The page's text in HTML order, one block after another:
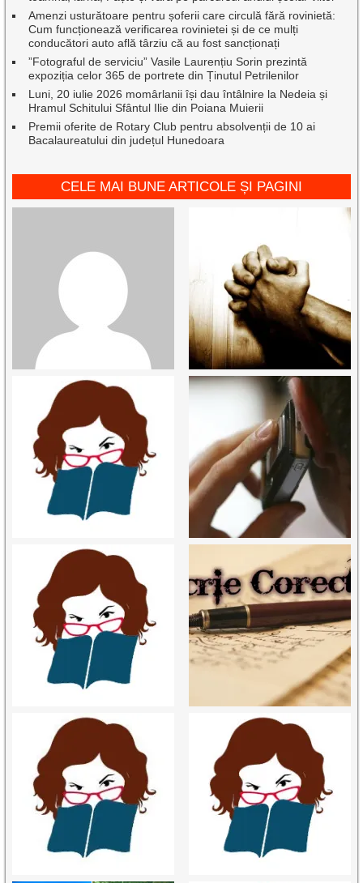
Amenzi usturătoare pentru șoferii care circulă fără rovinietă:
Cum funcționează verificarea rovinietei și de ce mulți
conducători auto află târziu că au fost sancționați
”Fotograful de serviciu” Vasile Laurențiu Sorin prezintă
expoziția celor 365 de portrete din Ținutul Petrilenilor
Luni, 20 iulie 2026 momârlanii își dau întâlnire la Nedeia și
Hramul Schitului Sfântul Ilie din Poiana Muierii
Premii oferite de Rotary Club pentru absolvenții de 10 ai
Bacalaureatului din județul Hunedoara
CELE MAI BUNE ARTICOLE ȘI PAGINI